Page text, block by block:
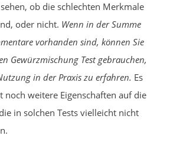
ob die schlechten Merkmale
oder nicht. Wenn in der Summe
vorhanden sind, können Sie
Gewürzmischung Test gebrauchen,
in der Praxis zu erfahren. Es
noch weitere Eigenschaften auf die
in solchen Tests vielleicht nicht